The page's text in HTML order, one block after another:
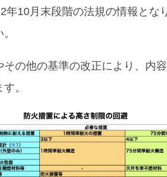
年10月末段階の法規の情報とな
その他の基準の改正により、内
。